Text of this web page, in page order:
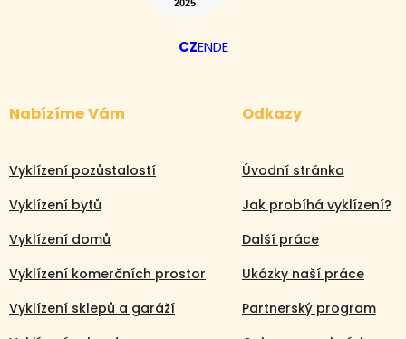
CZENDE
Nabízíme Vám
Vyklízení pozůstalostí
Vyklízení bytů
Vyklízení domů
Vyklízení komerčních prostor
Vyklízení sklepů a garáží
Odkazy
Úvodní stránka
Jak probíhá vyklízení?
Další práce
Ukázky naší práce
Partnerský program